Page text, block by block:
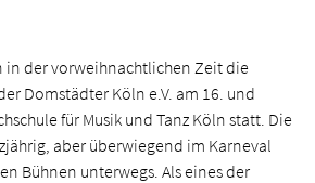
in der vorweihnachtlichen Zeit die
Domstädter Köln e.V. am 16. und
für Musik und Tanz Köln statt. Die
aber überwiegend im Karneval
Bühnen unterwegs. Als eines der